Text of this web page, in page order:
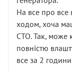
На все про все
ходом, хоча
СТО. Так, може
повністю
все за 2